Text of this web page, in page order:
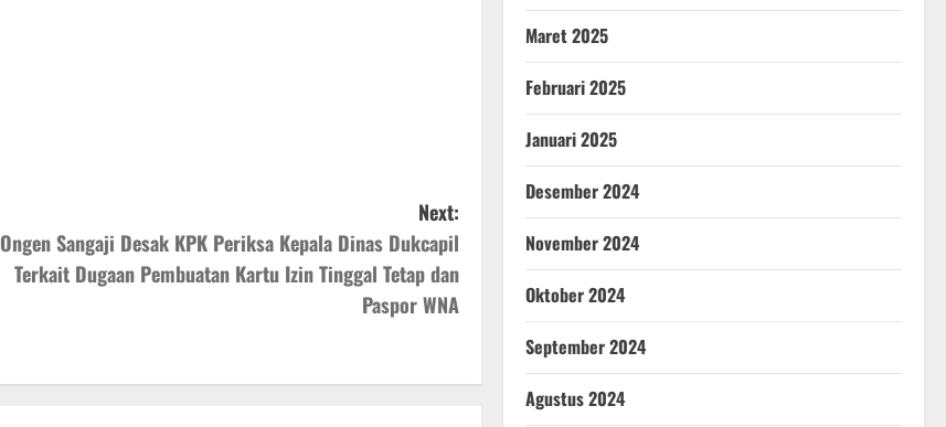
Next:
Ongen Sangaji Desak KPK Periksa Kepala Dinas Dukcapil
Terkait Dugaan Pembuatan Kartu Izin Tinggal Tetap dan
Paspor WNA
Maret 2025
Februari 2025
Januari 2025
Desember 2024
November 2024
Oktober 2024
September 2024
Agustus 2024